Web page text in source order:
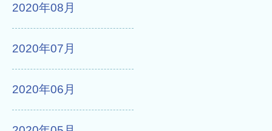
2020年08月
2020年07月
2020年06月